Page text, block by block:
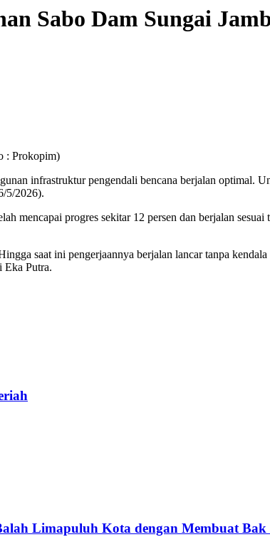
Sabo Dam Sungai
: Prokopim)
infrastruktur pengendali bencana berjalan optimal.
5/2026).
mencapai progres sekitar 12 persen dan berjalan
saat ini pengerjaannya berjalan lancar tanpa
Eka Putra.
Limapuluh Kota dengan Membuat Bak